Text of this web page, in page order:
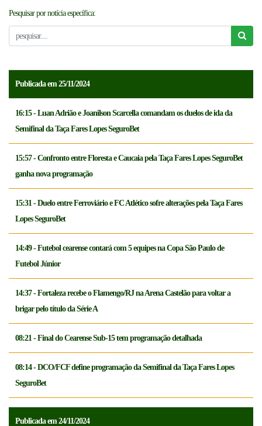
NOTICÍAS
CREDENCIAMENTO
Pesquisar por notícia específica:
Publicada em 25/11/2024
16:15 - Luan Adrião e Joanilson Scarcella comandam os duelos de ida da
Semifinal da Taça Fares Lopes SeguroBet
15:57 - Confronto entre Floresta e Caucaia pela Taça Fares Lopes SeguroBet
ganha nova programação
15:31 - Duelo entre Ferroviário e FC Atlético sofre alterações pela Taça Fares
Lopes SeguroBet
14:49 - Futebol cearense contará com 5 equipes na Copa São Paulo de
Futebol Júnior
14:37 - Fortaleza recebe o Flamengo/RJ na Arena Castelão para voltar a
brigar pelo título da Série A
08:21 - Final do Cearense Sub-15 tem programação detalhada
08:14 - DCO/FCF define programação da Semifinal da Taça Fares Lopes
SeguroBet
Publicada em 24/11/2024